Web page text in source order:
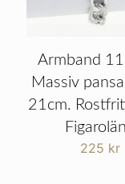
Armband
Massiv
21cm.
225 kr